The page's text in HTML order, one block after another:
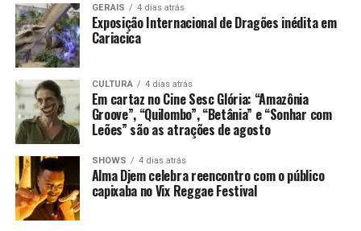
A temporada de 30 anos da CASACOR ES segue em
cartaz até o dia 8 de setembro.
Vila na Voz
Cais Jacarandá Pelissari
Agenda Musical da Semana na CASACOR ES 2026
Quando:
30 de julho a 02 de agosto
Programação:
Quinta-feira: Cais Jacarandá (Voz e Sax) | 19h
Sexta-feira: Vila na Voz (Voz e Violão) | 19h
GERAIS 4 dias atrás
Exposição Internacional de Dragões inédita em
Cariacica
CULTURA 4 dias atrás
Em cartaz no Cine Sesc Glória: “Amazônia
Groove”, “Quilombo”, “Betânia” e “Sonhar com
Leões” são as atrações de agosto
SHOWS 4 dias atrás
Alma Djem celebra reencontro com o público
capixaba no Vix Reggae Festival